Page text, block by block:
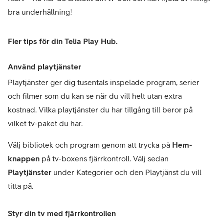
bra underhållning!
Fler tips för din Telia Play Hub.
Använd playtjänster
Playtjänster ger dig tusentals inspelade program, serier
och filmer som du kan se när du vill helt utan extra
kostnad. Vilka playtjänster du har tillgång till beror på
vilket tv-paket du har.
Välj bibliotek och program genom att trycka på Hem-
knappen
Playtjänster under Kategorier och den Playtjänst du vill
titta på.
Styr din tv med fjärrkontrollen